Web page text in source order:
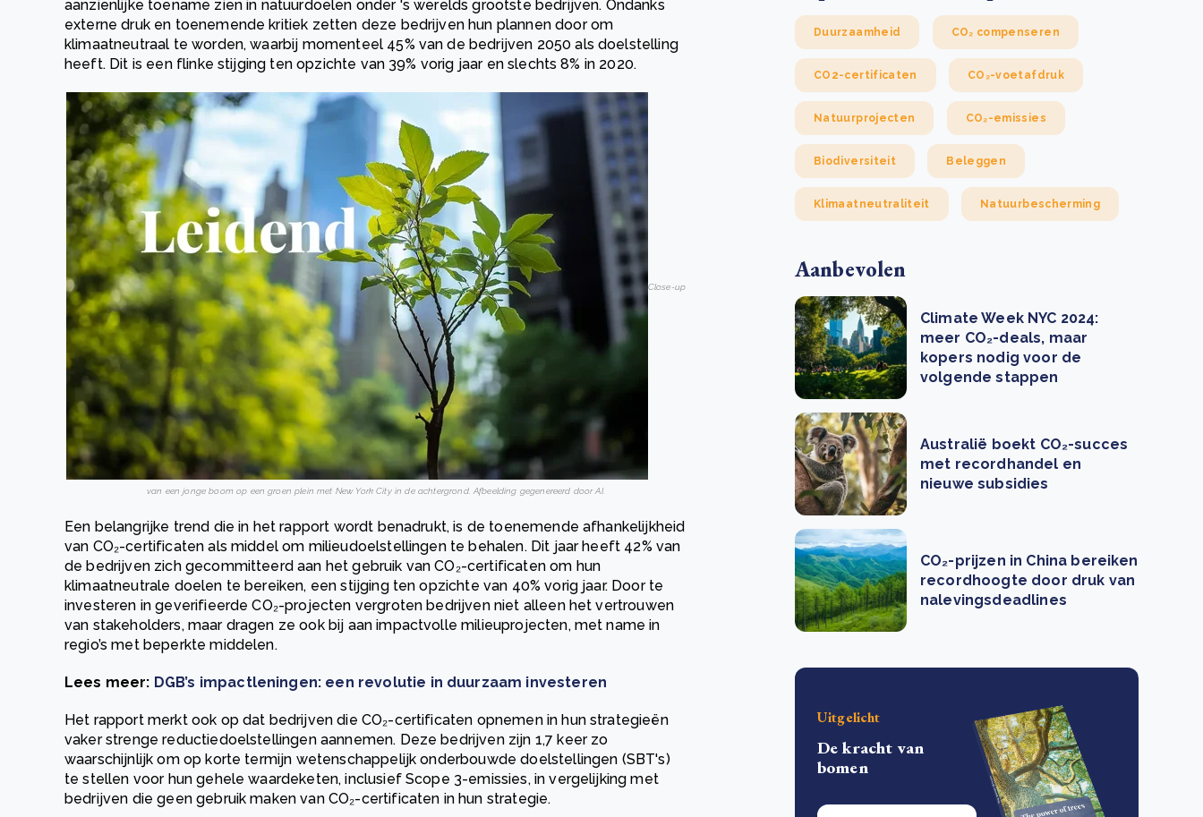
aanzienlijke toename zien in natuurdoelen onder 's werelds grootste bedrijven. Ondanks
externe druk en toenemende kritiek zetten deze bedrijven hun plannen door om
klimaatneutraal te worden, waarbij momenteel 45% van de bedrijven 2050 als doelstelling
heeft. Dit is een flinke stijging ten opzichte van 39% vorig jaar en slechts 8% in 2020.
Close-up
van een jonge boom op een groen plein met New York City in de achtergrond. Afbeelding gegenereerd door AI.
Een belangrijke trend die in het rapport wordt benadrukt, is de toenemende afhankelijkheid
van CO₂-certificaten als middel om milieudoelstellingen te behalen. Dit jaar heeft 42% van
de bedrijven zich gecommitteerd aan het gebruik van CO₂-certificaten om hun
klimaatneutrale doelen te bereiken, een stijging ten opzichte van 40% vorig jaar. Door te
investeren in geverifieerde CO₂-projecten vergroten bedrijven niet alleen het vertrouwen
van stakeholders, maar dragen ze ook bij aan impactvolle milieuprojecten, met name in
regio’s met beperkte middelen.
Lees meer: DGB’s impactleningen: een revolutie in duurzaam investeren
Het rapport merkt ook op dat bedrijven die CO₂-certificaten opnemen in hun strategieën
vaker strenge reductiedoelstellingen aannemen. Deze bedrijven zijn 1,7 keer zo
waarschijnlijk om op korte termijn wetenschappelijk onderbouwde doelstellingen (SBT's)
te stellen voor hun gehele waardeketen, inclusief Scope 3-emissies, in vergelijking met
bedrijven die geen gebruik maken van CO₂-certificaten in hun strategie.
Duurzaamheid CO₂ compenseren
CO2-certificaten CO₂-voetafdruk
Natuurprojecten CO₂-emissies
Biodiversiteit Beleggen
Klimaatneutraliteit Natuurbescherming
Aanbevolen
Climate Week NYC 2024:
meer CO₂-deals, maar
kopers nodig voor de
volgende stappen
Australië boekt CO₂-succes
met recordhandel en
nieuwe subsidies
CO₂-prijzen in China bereiken
recordhoogte door druk van
nalevingsdeadlines
Uitgelicht
De kracht van
bomen